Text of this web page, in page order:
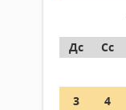
Дс
Сс
3
4